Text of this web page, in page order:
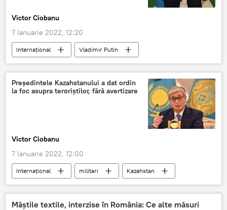
Victor Ciobanu
7 Ianuarie 2022, 12:20
Internațional
Vladimir Putin
Kazahstan
președinte
Președintele Kazahstanului a dat ordin
la foc asupra teroriștilor, fără avertizare
Victor Ciobanu
7 Ianuarie 2022, 12:00
Internațional militari
Kazahstan
proteste
foc
Măștile textile, interzise în România: Ce alte măsuri